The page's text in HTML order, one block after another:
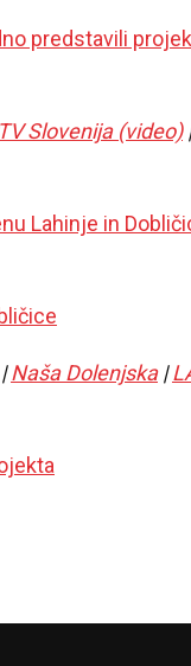
predstavili
Slovenija (video)
Lahinje in
Naša Dolenjska|